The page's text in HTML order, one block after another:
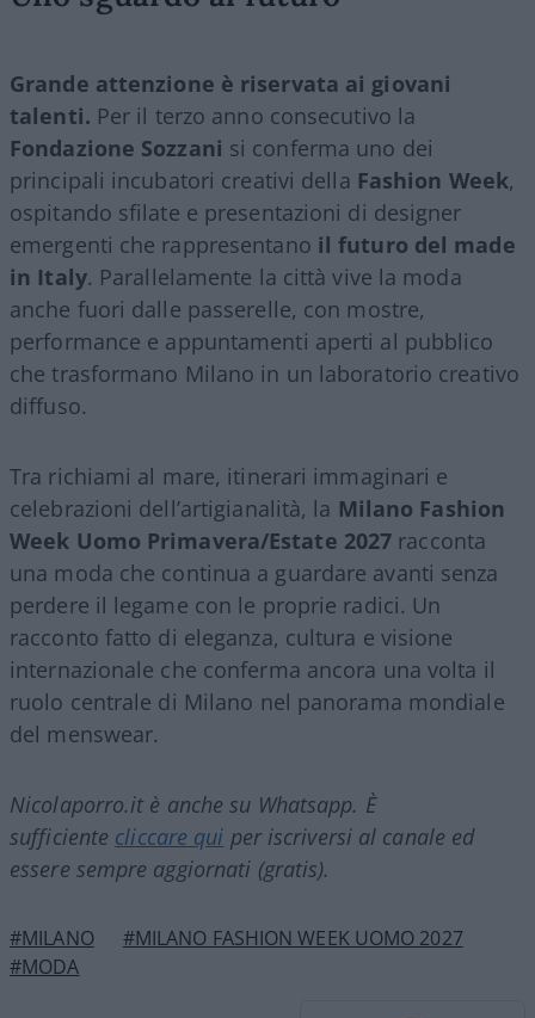
Grande attenzione è riservata ai giovani
talenti. Per il terzo anno consecutivo la
Fondazione Sozzani si conferma uno dei
principali incubatori creativi della Fashion Week,
ospitando sfilate e presentazioni di designer
emergenti che rappresentano il futuro del made
in Italy. Parallelamente la città vive la moda
anche fuori dalle passerelle, con mostre,
performance e appuntamenti aperti al pubblico
che trasformano Milano in un laboratorio creativo
diffuso.
Tra richiami al mare, itinerari immaginari e
celebrazioni dell’artigianalità, la Milano Fashion
Week Uomo Primavera/Estate 2027 racconta
una moda che continua a guardare avanti senza
perdere il legame con le proprie radici. Un
racconto fatto di eleganza, cultura e visione
internazionale che conferma ancora una volta il
ruolo centrale di Milano nel panorama mondiale
del menswear.
Nicolaporro.it è anche su Whatsapp. È
sufficiente cliccare qui per iscriversi al canale ed
essere sempre aggiornati (gratis).
#MILANO
#MILANO FASHION WEEK UOMO 2027
#MODA